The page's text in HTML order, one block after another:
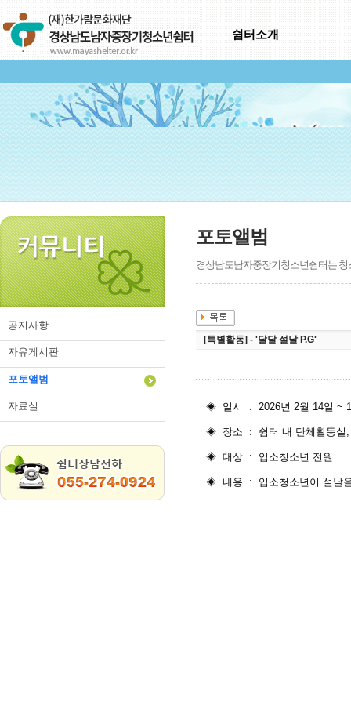
쉼터소개
공지사항
자유게시판
포토앨범
자료실
포토앨범
경상남도남자중장기청소년쉼터는
[특별활동] - '달달 설날 P.G'
◈ 일시 : 2026년 2월 14일 ~
◈ 장소 : 쉼터 내 단체활동실,
◈ 대상 : 입소청소년 전원
◈ 내용 : 입소청소년이 설날을